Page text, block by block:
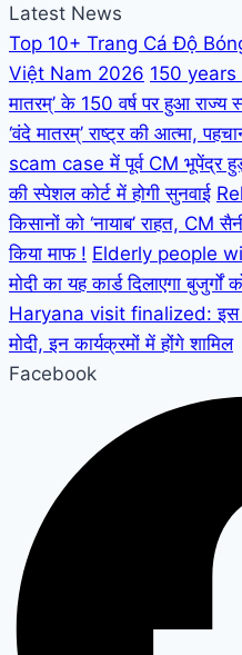
Latest News
Top 10+ Trang Cá Độ
Việt Nam 2026 150 years
मातरम्’ के 150 वर्ष पर हुआ राज्य
‘वंदे मातरम्’ राष्ट्र की आत्मा,
scam case में पूर्व CM भूपेंद्र
की स्पेशल कोर्ट में होगी सुनवाई
किसानों को ‘नायाब’ राहत, CM
किया माफ ! Elderly people
मोदी का यह कार्ड दिलाएगा बुजुर्गों
Haryana visit finalized: इस
मोदी, इन कार्यक्रमों में होंगे शामिल
Facebook